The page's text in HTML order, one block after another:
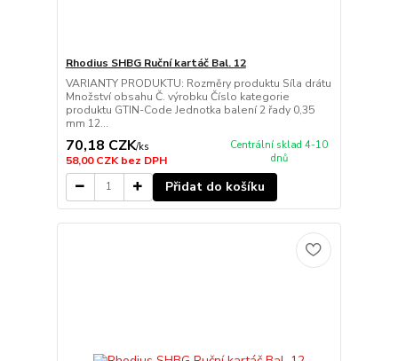
Rhodius SHBG Ruční kartáč Bal. 12
VARIANTY PRODUKTU: Rozměry produktu Síla drátu
Množství obsahu Č. výrobku Číslo kategorie
produktu GTIN-Code Jednotka balení 2 řady 0,35
mm 12...
70,18 CZK/ks
58,00 CZKbez DPH
Centrální sklad 4-10
dnů
Přidat do košíku